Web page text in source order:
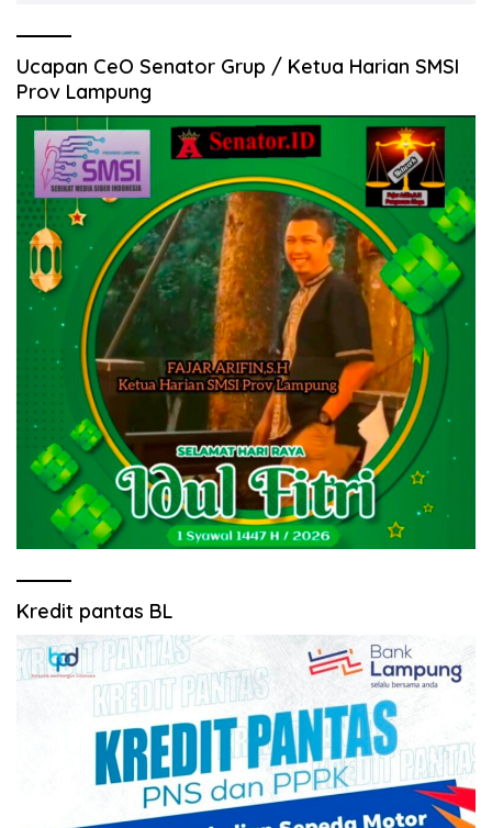
Ucapan CeO Senator Grup / Ketua Harian SMSI
Prov Lampung
Kredit pantas BL